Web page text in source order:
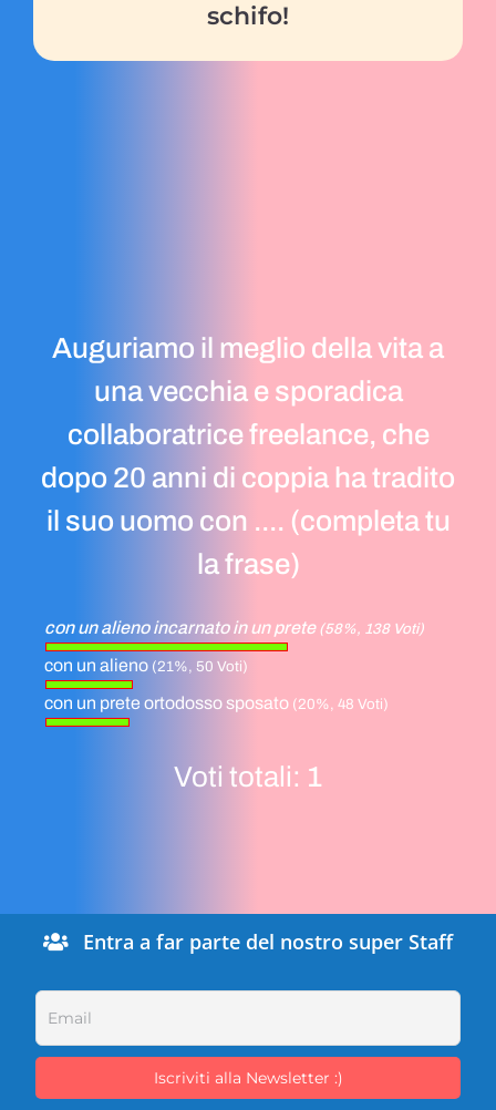
schifo!
Auguriamo il meglio della vita a
una vecchia e sporadica
collaboratrice freelance, che
dopo 20 anni di coppia ha tradito
il suo uomo con .... (completa tu
la frase)
con un alieno incarnato in un prete (58%, 138 Voti)
con un alieno (21%, 50 Voti)
con un prete ortodosso sposato (20%, 48 Voti)
Voti totali: 1
Entra a far parte del nostro super Staff